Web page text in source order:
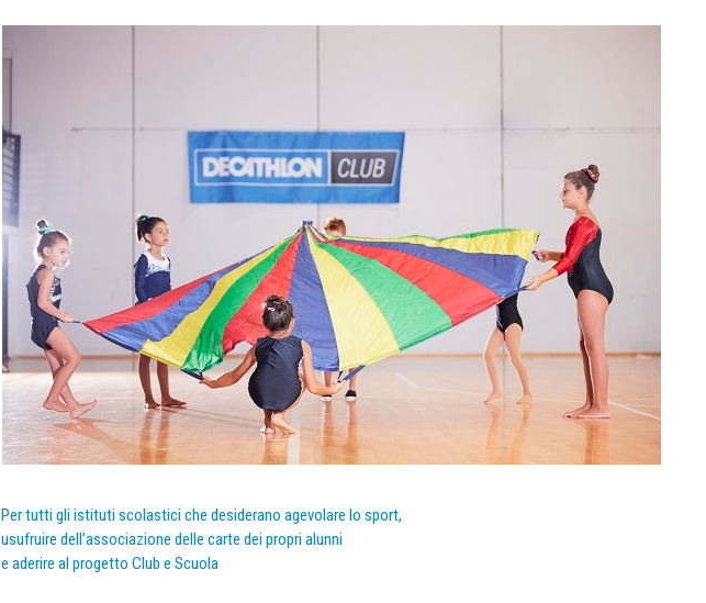
Per tutti gli istituti scolastici che desiderano agevolare lo sport,
usufruire dell’associazione delle carte dei propri alunni
e aderire al progetto Club e Scuola